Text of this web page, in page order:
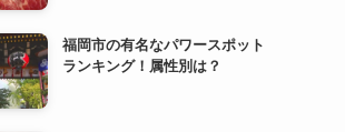
福岡市の有名なパワースポット
ランキング！属性別は？